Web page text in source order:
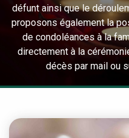
défunt ainsi que le
proposons également la
de condoléances à la
directement à la
décès par mail ou